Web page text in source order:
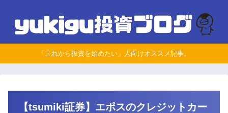
「これから投資を始めたい」人向けオススメ記事。
【tsumiki証券】エポスのクレジットカー